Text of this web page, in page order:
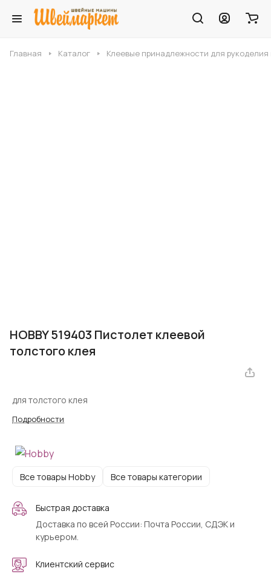
Главная Каталог Клеевые принадлежности для
HOBBY 519403 Пистолет клеевой
толстого клея
для толстого клея
Подробности
Все товары Hobby Все товары категории
Быстрая доставка
Доставка по всей России: Почта России, СДЭК и
курьером.
Клиентский сервис